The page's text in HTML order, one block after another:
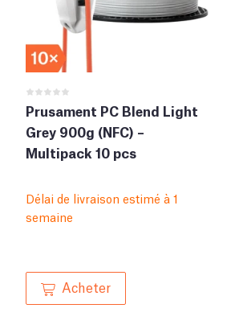
Prusament PC Blend Light
Grey 900g (NFC) –
Multipack 10 pcs
Délai de livraison estimé à 1
semaine
Acheter